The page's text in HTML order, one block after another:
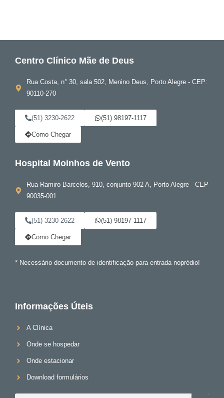
Centro Clínico Mãe de Deus
Rua Costa, n° 30, sala 502, Menino Deus, Porto Alegre - CEP:
90110-270
(51) 3230-2622 (51) 98197-1117
Como Chegar
Hospital Moinhos de Vento
Rua Ramiro Barcelos, 910, conjunto 902 A, Porto Alegre - CEP
90035-001
(51) 3230-2622 (51) 98197-1117
Como Chegar
* Necessário documento de identificação para entrada noprédio!
Informações Úteis
A Clínica
Onde se hospedar
Onde estacionar
Download formulários